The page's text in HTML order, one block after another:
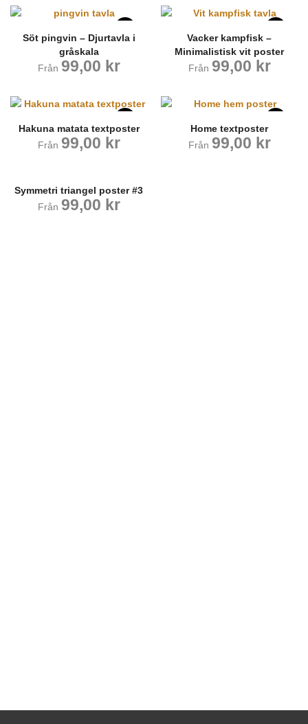
Söt pingvin – Djurtavla i
gråskala
Från 99,00 kr
Vacker kampfisk –
Minimalistisk vit poster
Från 99,00 kr
Hakuna matata textposter
Från 99,00 kr
Home textposter
Från 99,00 kr
Symmetri triangel poster #3
Från 99,00 kr